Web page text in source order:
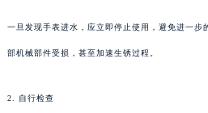
一旦发现手表进水，应立即停止使用，避免进一步
部机械部件受损，甚至加速生锈过程。
2. 自行检查